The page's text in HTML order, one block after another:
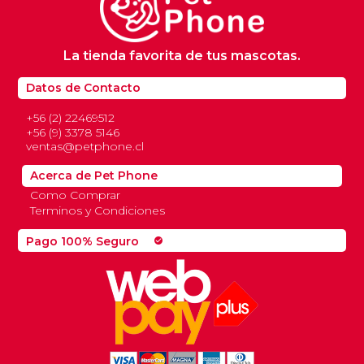
Pago 100% Seguro check_circle
Datos de Contacto
+56 (2) 22469512
+56 (9) 3378 5146
ventas@petphone.cl
La tienda favorita de tus mascotas.
Acerca de Pet Phone
Como Comprar
Terminos y Condiciones